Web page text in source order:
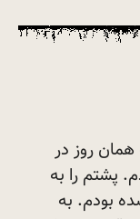
روز در
پشتم را به
بودم. به